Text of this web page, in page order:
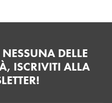
DELLE
ISCRIVITI ALLA